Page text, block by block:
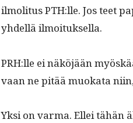
ilmoli­tus PTH:lle. Jos teet
yhdel­lä ilmoituksella.
PRH:lle ei näköjään
vaan ne pitää muoka­ta
Yksi on var­ma. Ellei tähän